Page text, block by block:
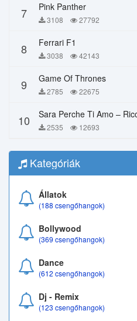
7 Pink Panther
3108 27792
8 Ferrari F1
3038 42143
9 Game Of Thrones
2785 22675
10 2535 12693
Kategóriák
Állatok
(188 csengőhangok)
Bollywood
(369 csengőhangok)
Dance
(612 csengőhangok)
Dj - Remix
(123 csengőhangok)